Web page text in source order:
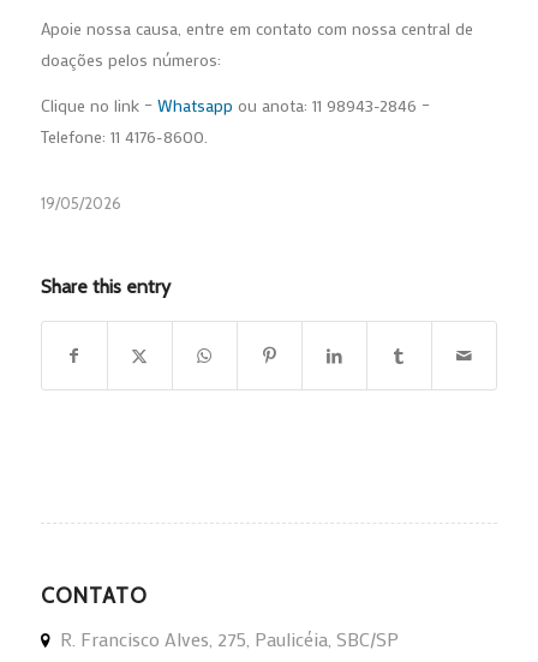
Apoie nossa causa, entre em contato com nossa central de
doações pelos números:
Clique no link – Whatsapp ou anota: 11 98943-2846 –
Telefone: 11 4176-8600.
19/05/2026
Share this entry
CONTATO
R. Francisco Alves, 275, Paulicéia, SBC/SP